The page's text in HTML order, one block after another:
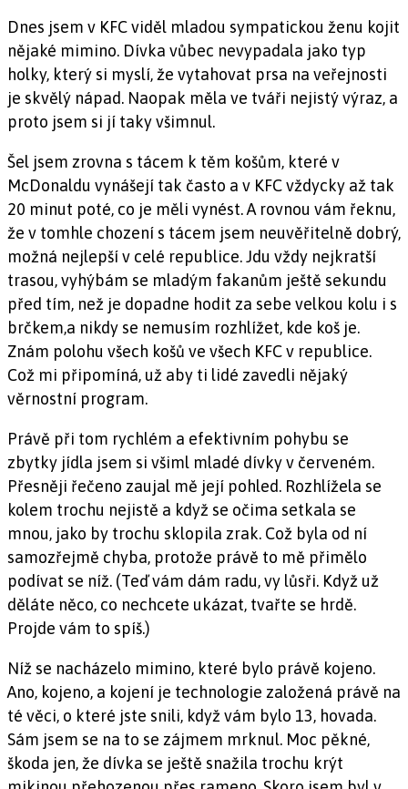
Dnes jsem v KFC viděl mladou sympatickou ženu kojit
nějaké mimino. Dívka vůbec nevypadala jako typ
holky, který si myslí, že vytahovat prsa na veřejnosti
je skvělý nápad. Naopak měla ve tváři nejistý výraz, a
proto jsem si jí taky všimnul.
Šel jsem zrovna s tácem k těm košům, které v
McDonaldu vynášejí tak často a v KFC vždycky až tak
20 minut poté, co je měli vynést. A rovnou vám řeknu,
že v tomhle chození s tácem jsem neuvěřitelně dobrý,
možná nejlepší v celé republice. Jdu vždy nejkratší
trasou, vyhýbám se mladým fakanům ještě sekundu
před tím, než je dopadne hodit za sebe velkou kolu i s
brčkem,a nikdy se nemusím rozhlížet, kde koš je.
Znám polohu všech košů ve všech KFC v republice.
Což mi připomíná, už aby ti lidé zavedli nějaký
věrnostní program.
Právě při tom rychlém a efektivním pohybu se
zbytky jídla jsem si všiml mladé dívky v červeném.
Přesněji řečeno zaujal mě její pohled. Rozhlížela se
kolem trochu nejistě a když se očima setkala se
mnou, jako by trochu sklopila zrak. Což byla od ní
samozřejmě chyba, protože právě to mě přimělo
podívat se níž. (Teď vám dám radu, vy lůsři. Když už
děláte něco, co nechcete ukázat, tvařte se hrdě.
Projde vám to spíš.)
Níž se nacházelo mimino, které bylo právě kojeno.
Ano, kojeno, a kojení je technologie založená právě na
té věci, o které jste snili, když vám bylo 13, hovada.
Sám jsem se na to se zájmem mrknul. Moc pěkné,
škoda jen, že dívka se ještě snažila trochu krýt